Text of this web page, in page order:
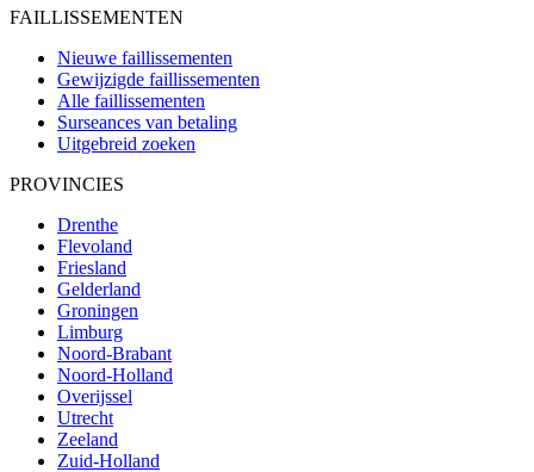
FAILLISSEMENTEN
Nieuwe faillissementen
Gewijzigde faillissementen
Alle faillissementen
Surseances van betaling
Uitgebreid zoeken
PROVINCIES
Drenthe
Flevoland
Friesland
Gelderland
Groningen
Limburg
Noord-Brabant
Noord-Holland
Overijssel
Utrecht
Zeeland
Zuid-Holland